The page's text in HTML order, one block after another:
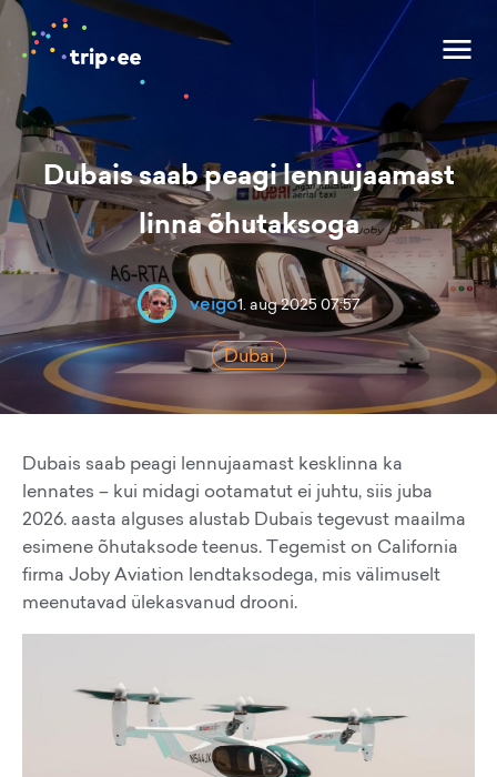
Dubais saab peagi lennujaamast
linna õhutaksoga
veigo1. aug 2025 07:57
Dubai
Dubais saab peagi lennujaamast kesklinna ka
lennates – kui midagi ootamatut ei juhtu, siis juba
2026. aasta alguses alustab Dubais tegevust maailma
esimene õhutaksode teenus. Tegemist on California
firma Joby Aviation lendtaksodega, mis välimuselt
meenutavad ülekasvanud drooni.